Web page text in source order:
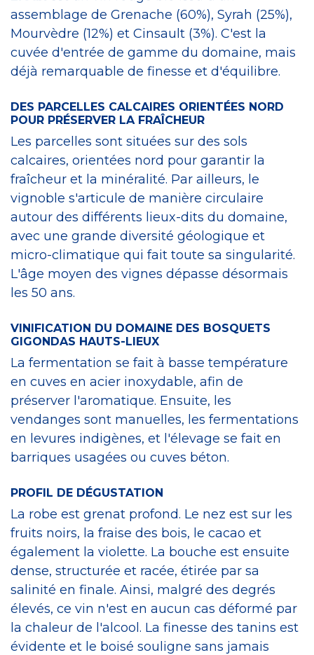
assemblage de Grenache (60%), Syrah (25%),
Mourvèdre (12%) et Cinsault (3%). C'est la
cuvée d'entrée de gamme du domaine, mais
déjà remarquable de finesse et d'équilibre.
DES PARCELLES CALCAIRES ORIENTÉES NORD
POUR PRÉSERVER LA FRAÎCHEUR
Les parcelles sont situées sur des sols
calcaires, orientées nord pour garantir la
fraîcheur et la minéralité. Par ailleurs, le
vignoble s'articule de manière circulaire
autour des différents lieux-dits du domaine,
avec une grande diversité géologique et
micro-climatique qui fait toute sa singularité.
L'âge moyen des vignes dépasse désormais
les 50 ans.
VINIFICATION DU DOMAINE DES BOSQUETS
GIGONDAS HAUTS-LIEUX
La fermentation se fait à basse température
en cuves en acier inoxydable, afin de
préserver l'aromatique. Ensuite, les
vendanges sont manuelles, les fermentations
en levures indigènes, et l'élevage se fait en
barriques usagées ou cuves béton.
PROFIL DE DÉGUSTATION
La robe est grenat profond. Le nez est sur les
fruits noirs, la fraise des bois, le cacao et
également la violette. La bouche est ensuite
dense, structurée et racée, étirée par sa
salinité en finale. Ainsi, malgré des degrés
élevés, ce vin n'est en aucun cas déformé par
la chaleur de l'alcool. La finesse des tanins est
évidente et le boisé souligne sans jamais